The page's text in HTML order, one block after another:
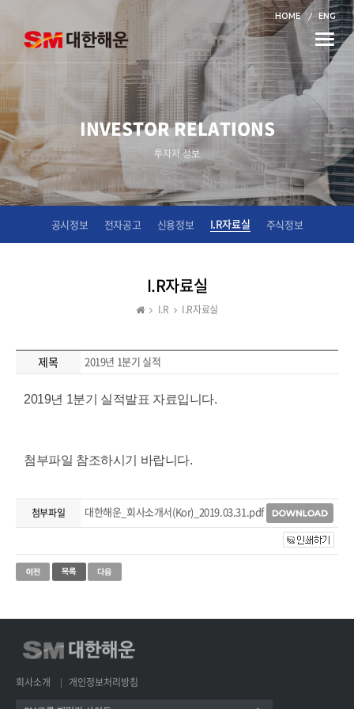
HOME ENG
Toggle
INVESTOR RELATIONS
투자자 정보
공시정보 전자공고 신용정보 I.R자료실 주식정보
I.R자료실
I.R I.R자료실
제목 2019년 1분기 실적
2019년 1분기 실적발표 자료입니다.
첨부파일 참조하시기 바랍니다.
첨부파일 대한해운_회사소개서(Kor)_2019.03.31.pdf
회사소개 개인정보처리방침